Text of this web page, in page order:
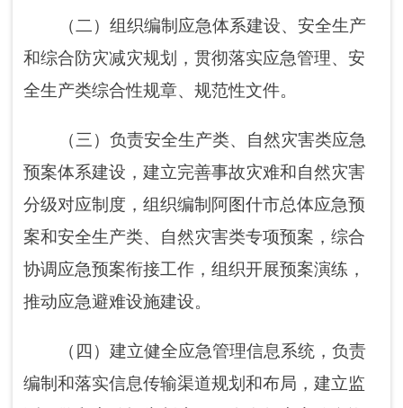
（四）建立健全应急管理信息系统，负责
编制和落实信息传输渠道规划和布局，建立监
测预警和灾难报告制度，健全自然灾害信息资
（五）组织指导协调安全生产类、自然灾
害类突发事件应急救援，承担阿图什市应对重
大灾害指挥部工作，综合研判突发事件发展态
势并提出应对建议，协助市委、市人民政府指
（六）统一协调指挥应急专业队伍，建立
对接和建设，衔接解放军和武警部队等参与应
急救援工作。